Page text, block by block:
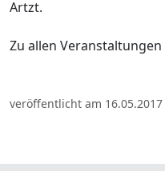
Artzt.
Zu allen
veröffentlicht am 16.05.2017